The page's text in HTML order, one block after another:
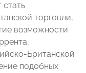
стать
торговли,
возможности
Британской
подобных